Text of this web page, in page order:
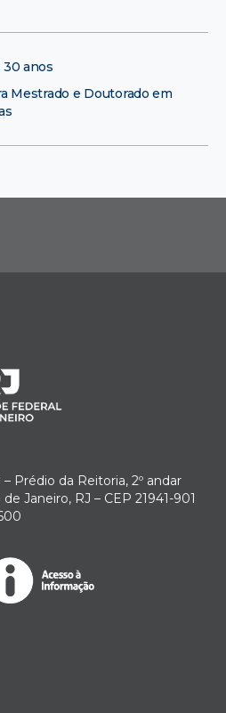
anos
Mestrado e Doutorado em
Prédio da Reitoria, 2º andar
Janeiro, RJ – CEP 21941-901